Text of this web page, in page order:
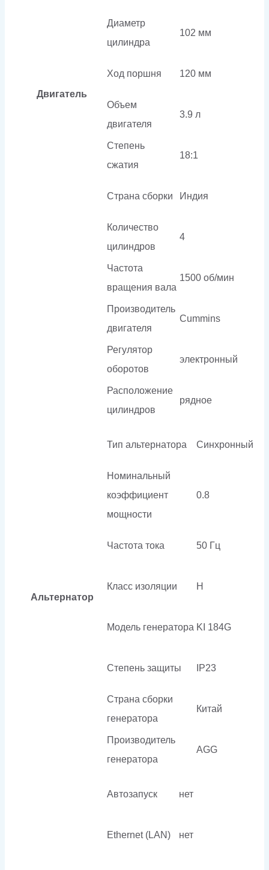
Двигатель
Диаметр
цилиндра
102 мм
Ход поршня 120 мм
Объем
двигателя
3.9 л
Степень
сжатия
18:1
Страна сборки Индия
Количество
цилиндров
4
Частота
вращения вала
1500 об/мин
Производитель
двигателя
Cummins
Регулятор
оборотов
электронный
Расположение
цилиндров
рядное
Альтернатор
Тип альтернатора Синхронный
Номинальный
коэффициент
мощности
0.8
Частота тока 50 Гц
Класс изоляции H
Модель генератора KI 184G
Степень защиты IP23
Страна сборки
генератора
Китай
Производитель
генератора
AGG
Автозапуск нет
Ethernet (LAN) нет